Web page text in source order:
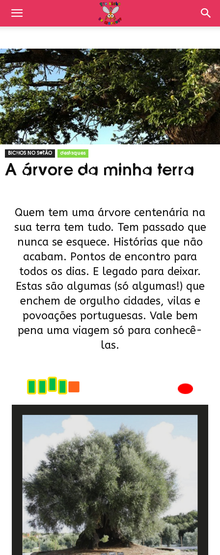
BICHOS NO SÓTÃO destaques
A árvore da minha terra
Quem tem uma árvore centenária na
sua terra tem tudo. Tem passado que
nunca se esquece. Histórias que não
acabam. Pontos de encontro para
todos os dias. E legado para deixar.
Estas são algumas (só algumas!) que
enchem de orgulho cidades, vilas e
povoações portuguesas. Vale bem
pena uma viagem só para conhecê-
las.